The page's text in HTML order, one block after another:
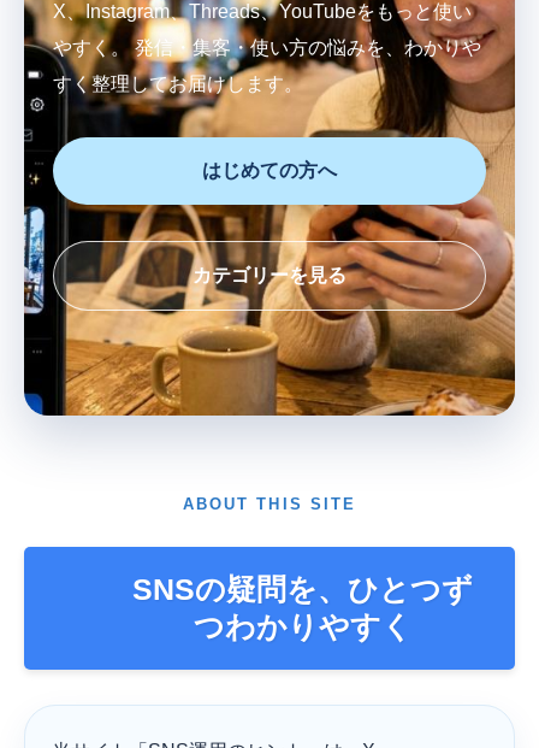
X、Instagram、Threads、YouTubeをもっと使い
やすく。発信・集客・使い方の悩みを、わかりや
すく整理してお届けします。
はじめての方へ
カテゴリーを見る
ABOUT THIS SITE
SNSの疑問を、ひとつず
つわかりやすく